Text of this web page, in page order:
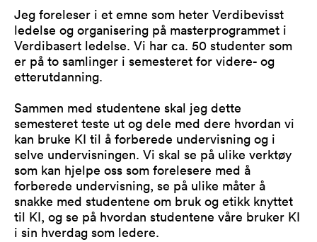
Jeg foreleser i et emne som heter Verdibevisst
ledelse og organisering på masterprogrammet i
Verdibasert ledelse. Vi har ca. 50 studenter som
er på to samlinger i semesteret for videre- og
etterutdanning.
Sammen med studentene skal jeg dette
semesteret teste ut og dele med dere hvordan vi
kan bruke KI til å forberede undervisning og i
selve undervisningen. Vi skal se på ulike verktøy
som kan hjelpe oss som forelesere med å
forberede undervisning, se på ulike måter å
snakke med studentene om bruk og etikk knyttet
til KI, og se på hvordan studentene våre bruker KI
i sin hverdag som ledere.